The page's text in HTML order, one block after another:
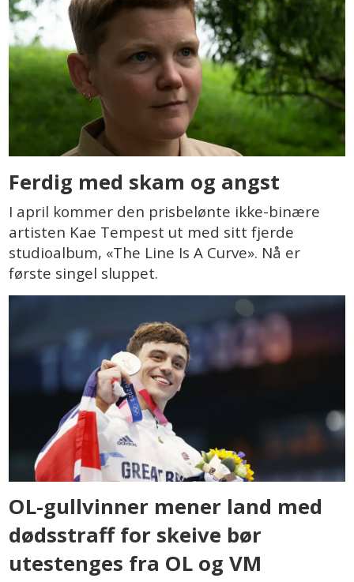
Ferdig med skam og angst
I april kommer den prisbelønte ikke-binære
artisten Kae Tempest ut med sitt fjerde
studioalbum, «The Line Is A Curve». Nå er
første singel sluppet.
OL-gullvinner mener land med
dødsstraff for skeive bør
utestenges fra OL og VM